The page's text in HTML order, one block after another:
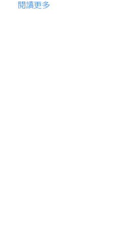
閱讀更多